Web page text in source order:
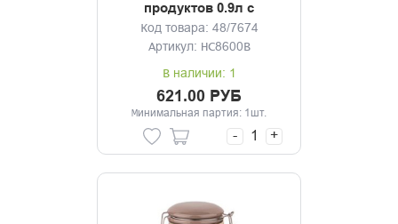
продуктов 0.9л с
клипсой Гуси
Код товара: 48/7674
Артикул: HC8600B
В наличии: 1
621.00 РУБ
Минимальная партия: 1шт.
- +